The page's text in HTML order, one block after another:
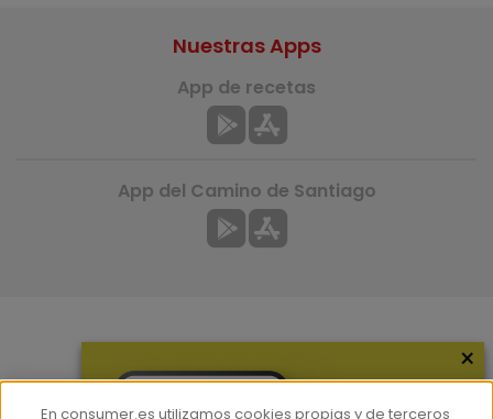
Nuestras Apps
App de recetas
App del Camino de Santiago
×
En consumer.es utilizamos cookies propias y de terceros